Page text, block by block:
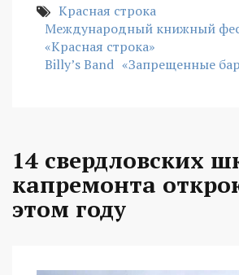
Красная строка
Международный книжный
«Красная строка»
Billy’s Band «Запрещенные
14 свердловских
капремонта
этом году